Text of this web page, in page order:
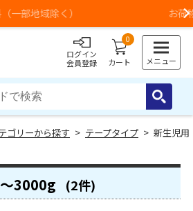
お荷物のお届けに遅れが出てい
ログイン
会員登録
0
カート メニュー
ゴリーから探す > テープタイプ > 新生児用
3000g (2件)